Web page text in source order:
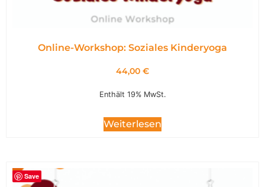
Online-Workshop: Soziales Kinderyoga
44,00 €
Enthält 19% MwSt.
Weiterlesen
Save